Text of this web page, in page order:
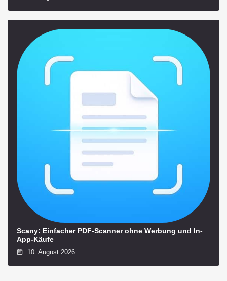
Scany: Einfacher PDF-Scanner ohne Werbung und In-
App-Käufe
10. August 2026